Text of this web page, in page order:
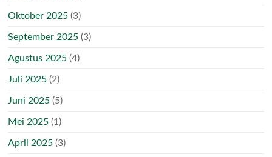
Oktober 2025 (3)
September 2025 (3)
Agustus 2025 (4)
Juli 2025 (2)
Juni 2025 (5)
Mei 2025 (1)
April 2025 (3)